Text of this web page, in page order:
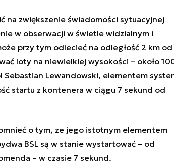
na zwiększenie świadomości sytuacyjnej
w obserwacji w świetle widzialnym i
przy tym odlecieć na odległość 2 km od
loty na niewielkiej wysokości – około
Sebastian Lewandowski, elementem
startu z kontenera w ciągu 7 sekund od
o tym, ze jego istotnym elementem
BSL są w stanie wystartować – od
– w czasie 7 sekund.